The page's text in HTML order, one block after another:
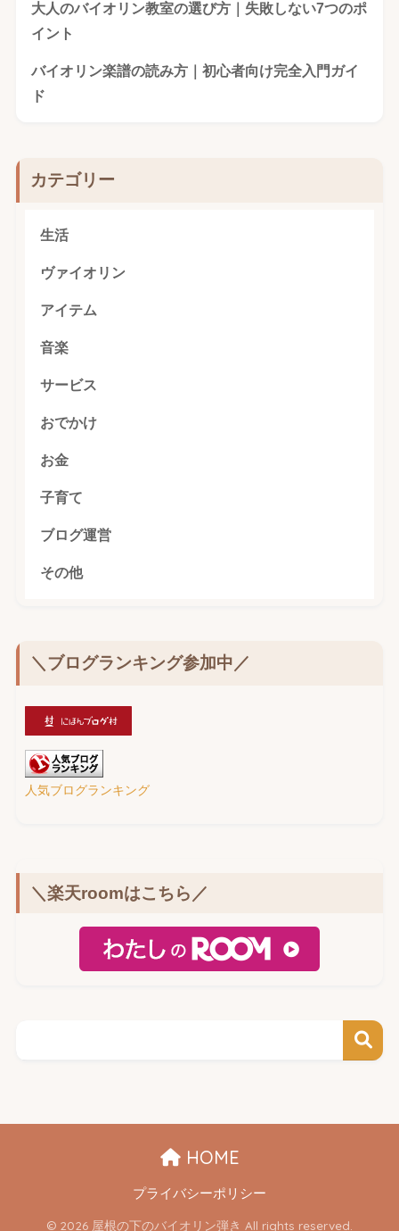
大人のバイオリン教室の選び方｜失敗しない7つのポ
イント
バイオリン楽譜の読み方｜初心者向け完全入門ガイ
ド
カテゴリー
生活
ヴァイオリン
アイテム
音楽
サービス
おでかけ
お金
子育て
ブログ運営
その他
＼ブログランキング参加中／
人気ブログランキング
＼楽天roomはこちら／
HOME
プライバシーポリシー
© 2026 屋根の下のバイオリン弾き All rights reserved.